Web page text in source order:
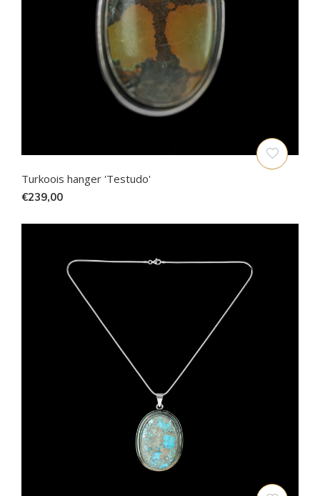
Turkoois hanger 'Testudo'
€239,00